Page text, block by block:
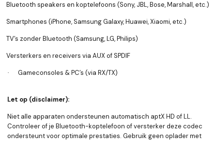
Bluetooth speakers en koptelefoons (Sony, JBL, Bose, Marshall, etc.)
Smartphones (iPhone, Samsung Galaxy, Huawei, Xiaomi, etc.)
TV’s zonder Bluetooth (Samsung, LG, Philips)
Versterkers en receivers via AUX of SPDIF
· Gameconsoles & PC’s (via RX/TX)
Let op (disclaimer):
Niet alle apparaten ondersteunen automatisch aptX HD of LL.
Controleer of je Bluetooth-koptelefoon of versterker deze codec
ondersteunt voor optimale prestaties. Gebruik geen oplader met